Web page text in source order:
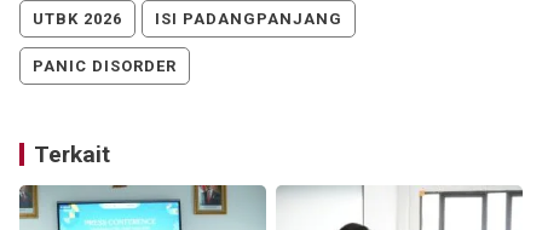
UTBK 2026 ISI PADANGPANJANG
PANIC DISORDER
Terkait